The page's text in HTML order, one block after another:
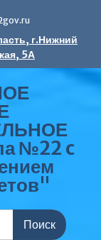
г.Нижний
5А
№22 c